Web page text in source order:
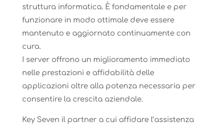
struttura informatica. È fondamentale e per
funzionare in modo ottimale deve essere
mantenuto e aggiornato continuamente con
cura.
I server offrono un miglioramento immediato
nelle prestazioni e affidabilità delle
applicazioni oltre alla potenza necessaria per
consentire la crescita aziendale.
Key Seven il partner a cui affidare l’assistenza